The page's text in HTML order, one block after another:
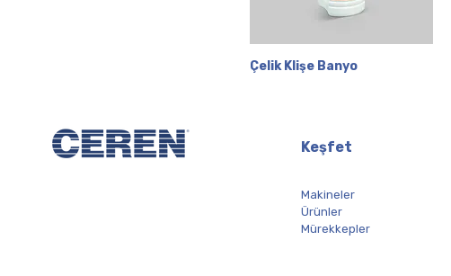
Hızlı Bakış
Çelik Klişe Banyo
Keşfet
Makineler
Ürünler
Mürekkepler